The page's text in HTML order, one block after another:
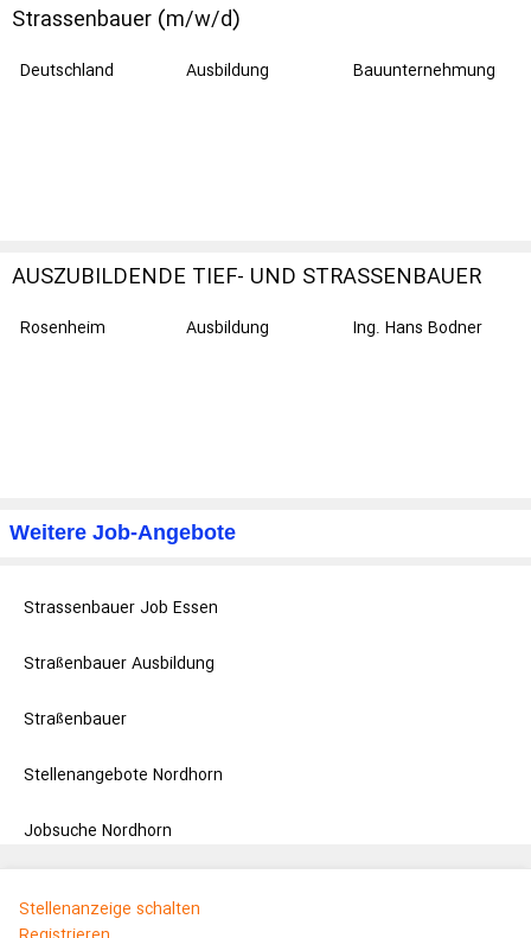
Strassenbauer (m/w/d)
Deutschland Ausbildung
Bauunternehmung
AUSZUBILDENDE TIEF- UND STRASSENBAUER
Rosenheim Ausbildung
Ing. Hans Bodner
Weitere Job-Angebote
Strassenbauer Job Essen
Straßenbauer Ausbildung
Straßenbauer
Stellenangebote Nordhorn
Jobsuche Nordhorn
Stellenanzeige schalten